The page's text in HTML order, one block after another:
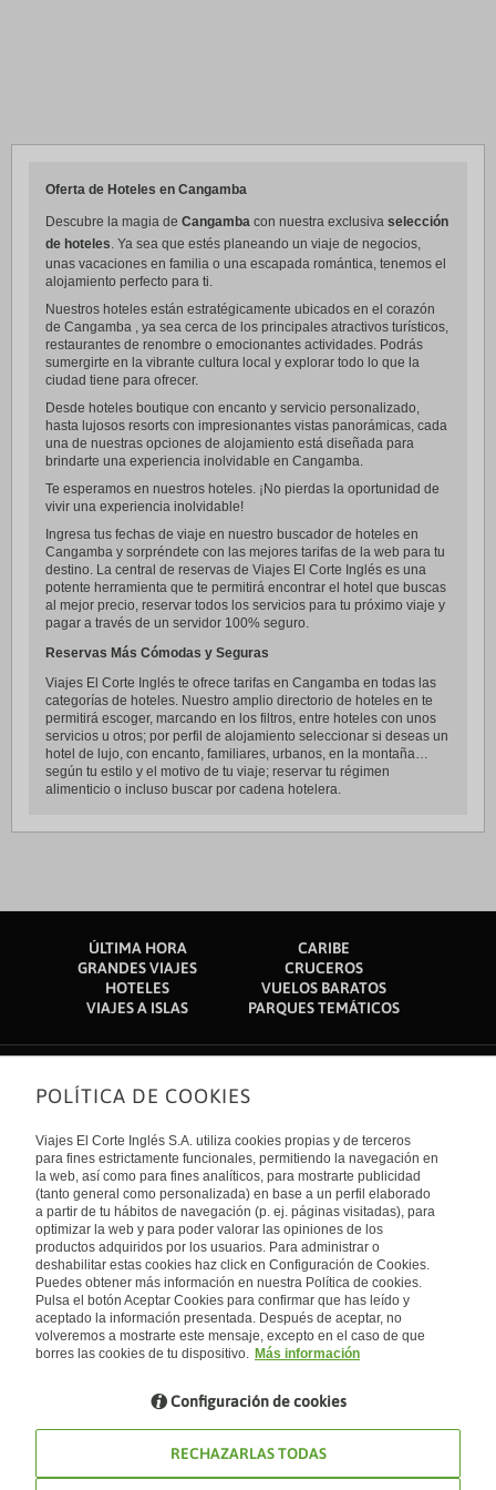
Oferta de Hoteles en Cangamba
Descubre la magia de Cangamba con nuestra exclusiva selección
de hoteles. Ya sea que estés planeando un viaje de negocios,
unas vacaciones en familia o una escapada romántica, tenemos el
alojamiento perfecto para ti.
Nuestros hoteles están estratégicamente ubicados en el corazón
de Cangamba , ya sea cerca de los principales atractivos turísticos,
restaurantes de renombre o emocionantes actividades. Podrás
sumergirte en la vibrante cultura local y explorar todo lo que la
ciudad tiene para ofrecer.
Desde hoteles boutique con encanto y servicio personalizado,
hasta lujosos resorts con impresionantes vistas panorámicas, cada
una de nuestras opciones de alojamiento está diseñada para
brindarte una experiencia inolvidable en Cangamba.
Te esperamos en nuestros hoteles. ¡No pierdas la oportunidad de
vivir una experiencia inolvidable!
Ingresa tus fechas de viaje en nuestro buscador de hoteles en
Cangamba y sorpréndete con las mejores tarifas de la web para tu
destino. La central de reservas de Viajes El Corte Inglés es una
potente herramienta que te permitirá encontrar el hotel que buscas
al mejor precio, reservar todos los servicios para tu próximo viaje y
pagar a través de un servidor 100% seguro.
Reservas Más Cómodas y Seguras
Viajes El Corte Inglés te ofrece tarifas en Cangamba en todas las
categorías de hoteles. Nuestro amplio directorio de hoteles en te
permitirá escoger, marcando en los filtros, entre hoteles con unos
servicios u otros; por perfil de alojamiento seleccionar si deseas un
hotel de lujo, con encanto, familiares, urbanos, en la montaña…
según tu estilo y el motivo de tu viaje; reservar tu régimen
alimenticio o incluso buscar por cadena hotelera.
ÚLTIMA HORA
CARIBE
GRANDES VIAJES
CRUCEROS
HOTELES
VUELOS BARATOS
VIAJES A ISLAS
PARQUES TEMÁTICOS
Sobre nosotros
Quiénes somos
Financiación
Sostenibilidad
Turismo accesible
Tarjeta El Corte Inglés
Trabaja con nosotros
El Corte Inglés
Canal Ético
Enlaces de interés
Guías de viaje
Catálogos
Auto check-in
Condiciones Generales
Política de privacidad
Política de cookies
Accesibilidad
Empresas/ Grupos
Internacional
España
Visita nuestro blog
Blog de Viajes el Corte inglés
POLÍTICA DE COOKIES
Viajes El Corte Inglés S.A. utiliza cookies propias y de terceros
para fines estrictamente funcionales, permitiendo la navegación en
la web, así como para fines analíticos, para mostrarte publicidad
(tanto general como personalizada) en base a un perfil elaborado
a partir de tu hábitos de navegación (p. ej. páginas visitadas), para
optimizar la web y para poder valorar las opiniones de los
productos adquiridos por los usuarios. Para administrar o
deshabilitar estas cookies haz click en Configuración de Cookies.
Puedes obtener más información en nuestra Política de cookies.
Pulsa el botón Aceptar Cookies para confirmar que has leído y
aceptado la información presentada. Después de aceptar, no
volveremos a mostrarte este mensaje, excepto en el caso de que
borres las cookies de tu dispositivo. Más información
Configuración de cookies
RECHAZARLAS TODAS